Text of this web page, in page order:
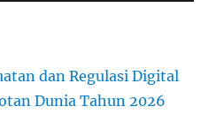
dan Regulasi Digital
Dunia Tahun 2026